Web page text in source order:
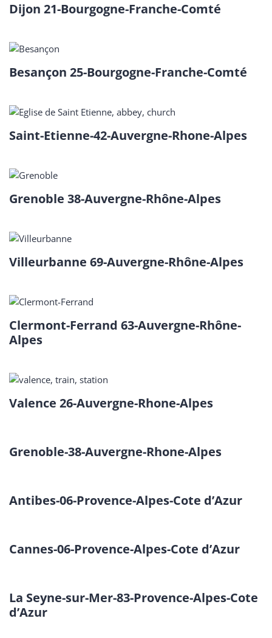
Dijon 21-Bourgogne-Franche-Comté
Besançon 25-Bourgogne-Franche-Comté
Saint-Etienne-42-Auvergne-Rhone-Alpes
Grenoble 38-Auvergne-Rhône-Alpes
Villeurbanne 69-Auvergne-Rhône-Alpes
Clermont-Ferrand 63-Auvergne-Rhône-
Alpes
Valence 26-Auvergne-Rhone-Alpes
Grenoble-38-Auvergne-Rhone-Alpes
Antibes-06-Provence-Alpes-Cote d’Azur
Cannes-06-Provence-Alpes-Cote d’Azur
La Seyne-sur-Mer-83-Provence-Alpes-Cote
d’Azur